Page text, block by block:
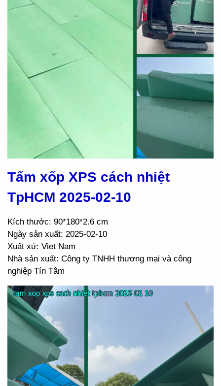
Tấm xốp XPS cách nhiệt
TpHCM 2025-02-10
Kích thước: 90*180*2.6 cm
Ngày sản xuất: 2025-02-10
Xuất xứ: Viet Nam
Nhà sản xuất: Công ty TNHH thương mại và công
nghiệp Tín Tâm